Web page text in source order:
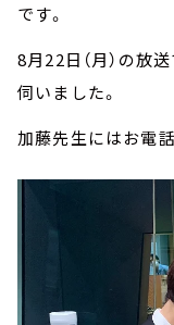
です。
8月22日（月）の放送
伺いました。
加藤先生にはお電